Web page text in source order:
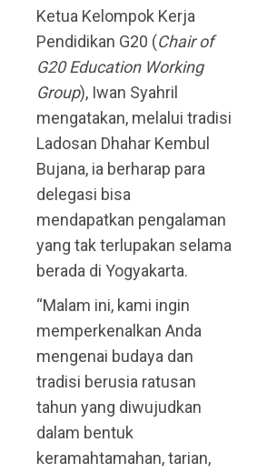
Ketua Kelompok Kerja
Pendidikan G20 (Chair of
G20 Education Working
Group), Iwan Syahril
mengatakan, melalui tradisi
Ladosan Dhahar Kembul
Bujana, ia berharap para
delegasi bisa
mendapatkan pengalaman
yang tak terlupakan selama
berada di Yogyakarta.
“Malam ini, kami ingin
memperkenalkan Anda
mengenai budaya dan
tradisi berusia ratusan
tahun yang diwujudkan
dalam bentuk
keramahtamahan, tarian,